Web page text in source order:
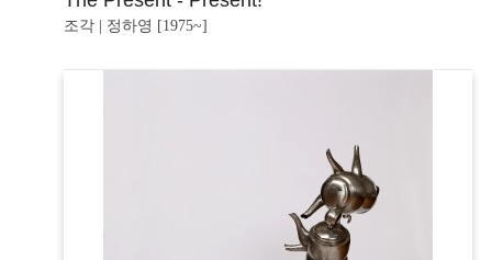
조각 | 정하영 [1975~]